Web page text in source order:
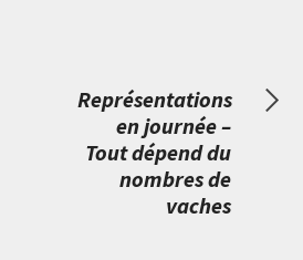
Représentations
en journée –
Tout dépend du
nombres de
vaches